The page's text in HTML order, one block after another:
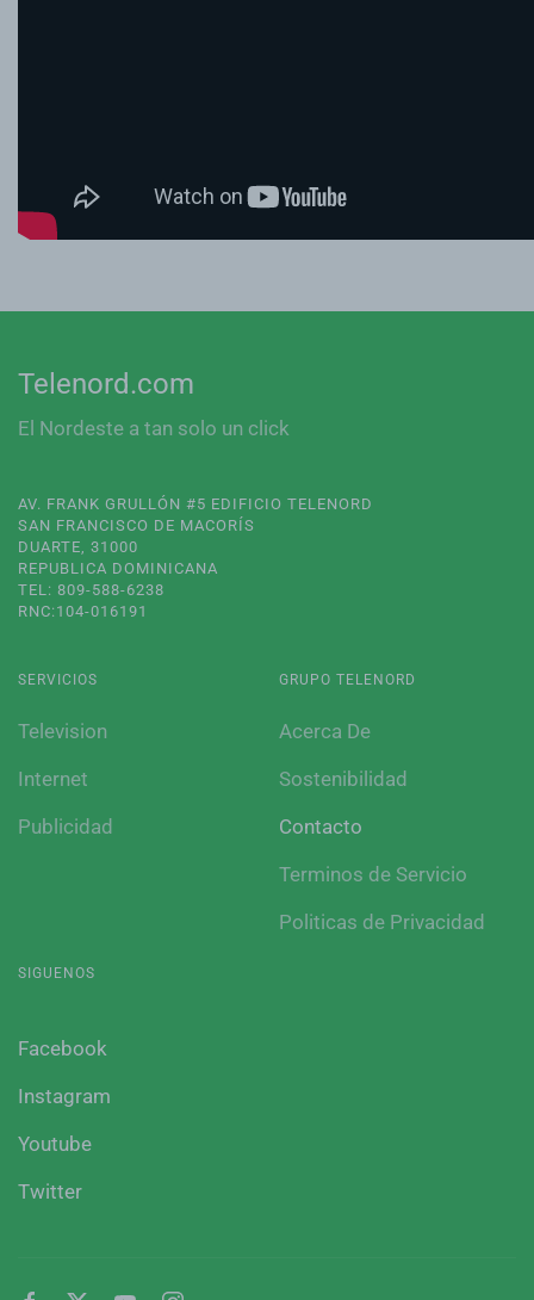
Telenord.com
El Nordeste a tan solo un click
AV. FRANK GRULLÓN #5 EDIFICIO TELENORD
SAN FRANCISCO DE MACORÍS
DUARTE, 31000
REPUBLICA DOMINICANA
TEL: 809-588-6238
RNC:104-016191
SERVICIOS
Television
Internet
Publicidad
GRUPO TELENORD
Acerca De
Sostenibilidad
Contacto
Terminos de Servicio
Politicas de Privacidad
SIGUENOS
Facebook
Instagram
Youtube
Twitter